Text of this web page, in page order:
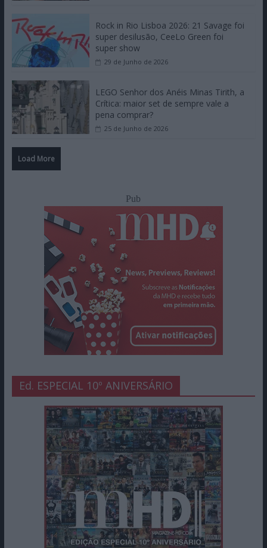
Rock in Rio Lisboa 2026: 21 Savage foi
super desilusão, CeeLo Green foi
super show
29 de Junho de 2026
LEGO Senhor dos Anéis Minas Tirith, a
Crítica: maior set de sempre vale a
pena comprar?
25 de Junho de 2026
Load More
Pub
Ed. ESPECIAL 10º ANIVERSÁRIO